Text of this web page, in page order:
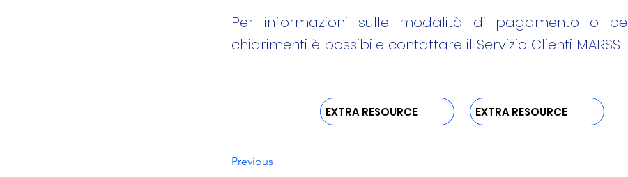
Per informazioni sulle modalità di pagamento o
chiarimenti è possibile contattare il Servizio Clienti MARSS.
EXTRA RESOURCE EXTRA RESOURCE
Previous